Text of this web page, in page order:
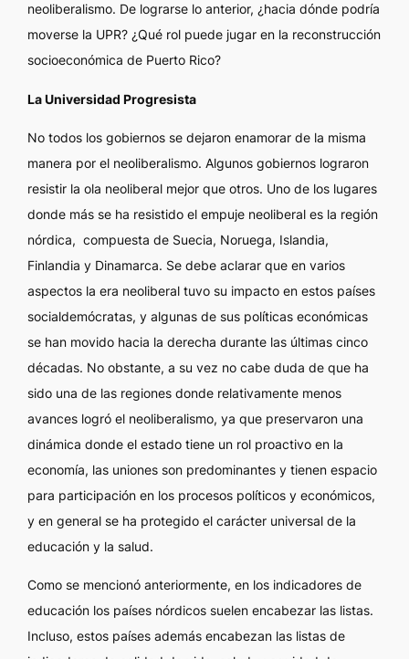
neoliberalismo. De lograrse lo anterior, ¿hacia dónde podría
moverse la UPR? ¿Qué rol puede jugar en la reconstrucción
socioeconómica de Puerto Rico?
La Universidad Progresista
No todos los gobiernos se dejaron enamorar de la misma
manera por el neoliberalismo. Algunos gobiernos lograron
resistir la ola neoliberal mejor que otros. Uno de los lugares
donde más se ha resistido el empuje neoliberal es la región
nórdica, compuesta de Suecia, Noruega, Islandia,
Finlandia y Dinamarca. Se debe aclarar que en varios
aspectos la era neoliberal tuvo su impacto en estos países
socialdemócratas, y algunas de sus políticas económicas
se han movido hacia la derecha durante las últimas cinco
décadas. No obstante, a su vez no cabe duda de que ha
sido una de las regiones donde relativamente menos
avances logró el neoliberalismo, ya que preservaron una
dinámica donde el estado tiene un rol proactivo en la
economía, las uniones son predominantes y tienen espacio
para participación en los procesos políticos y económicos,
y en general se ha protegido el carácter universal de la
educación y la salud.
Como se mencionó anteriormente, en los indicadores de
educación los países nórdicos suelen encabezar las listas.
Incluso, estos países además encabezan las listas de